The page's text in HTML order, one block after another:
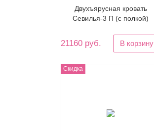
Двухъярусная кровать
Севилья-3 П (с полкой)
21160 руб. В корзину
Скидка